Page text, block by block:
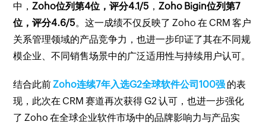
中，Zoho位列第4位，评分4.1/5 ，Zoho Bigin位列第7
位，评分4.6/5。这一成绩不仅反映了 Zoho 在 CRM 客户
关系管理领域的产品竞争力，也进一步印证了其在不同规
模企业、不同销售场景中的广泛适用性与持续用户认可。
结合此前Zoho连续7年入选G2全球软件公司100强 的表
现，此次在 CRM 赛道再次获得 G2 认可，也进一步强化
了 Zoho 在全球企业软件市场中的品牌影响力与产品实